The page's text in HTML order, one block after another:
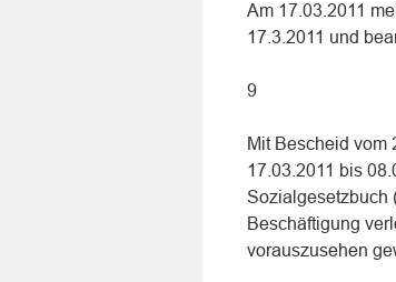
Am 17.03.2011
17.3.2011 und
9
Mit Bescheid vom
17.03.2011 bis
Sozialgesetzbuch
Beschäftigung
vorauszusehen